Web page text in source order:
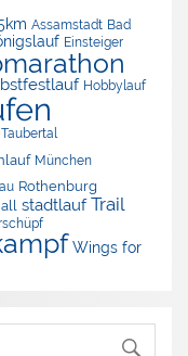
Assamstadt Bad
Einsteiger
Hobbylauf
München
Rothenburg
stadtlauf Trail
Wings for